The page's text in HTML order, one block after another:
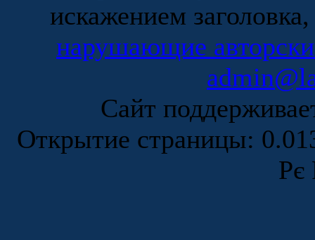
искажением
нарушающие
Сайт
Открытие страницы:
Рє